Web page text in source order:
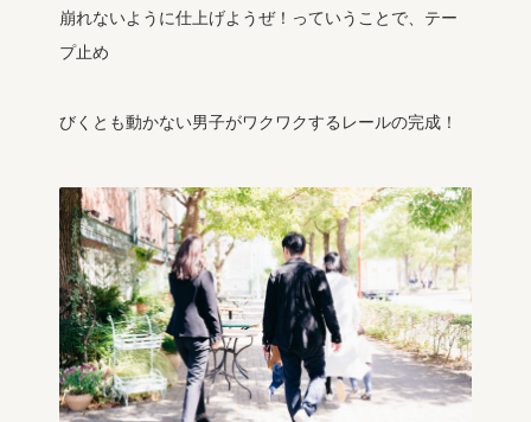
崩れないように仕上げようぜ！っていうことで、テー
プ止め
びくとも動かない男子がワクワクするレールの完成！